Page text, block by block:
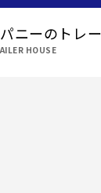
ニーのトレ
HOUSE